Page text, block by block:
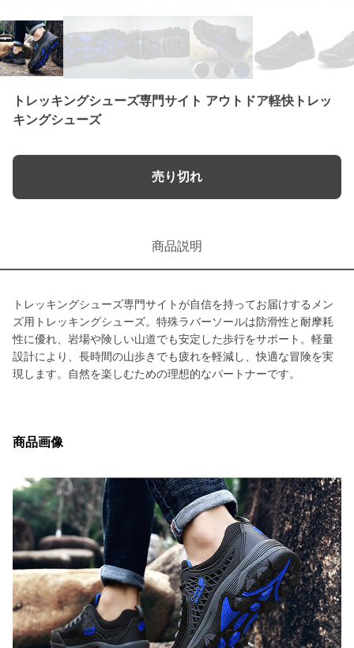
トレッキングシューズ専門サイト アウトドア軽快トレッ
キングシューズ
売り切れ
商品説明
トレッキングシューズ専門サイトが自信を持ってお届けするメン
ズ用トレッキングシューズ。特殊ラバーソールは防滑性と耐摩耗
性に優れ、岩場や険しい山道でも安定した歩行をサポート。軽量
設計により、長時間の山歩きでも疲れを軽減し、快適な冒険を実
現します。自然を楽しむための理想的なパートナーです。
商品画像